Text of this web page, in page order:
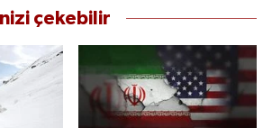
çekebilir